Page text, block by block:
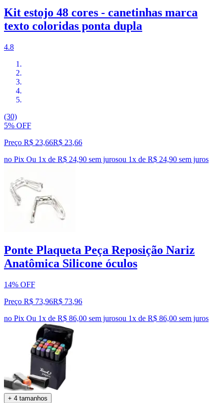
Kit estojo 48 cores - canetinhas marca
texto coloridas ponta dupla
4.8
(30)
5% OFF
Preço R$ 23,66R$ 23,66
no Pix Ou 1x de R$ 24,90 sem jurosou 1x de R$ 24,90 sem juros
Ponte Plaqueta Peça Reposição Nariz
Anatômica Silicone óculos
14% OFF
Preço R$ 73,96R$ 73,96
no Pix Ou 1x de R$ 86,00 sem jurosou 1x de R$ 86,00 sem juros
+ 4 tamanhos